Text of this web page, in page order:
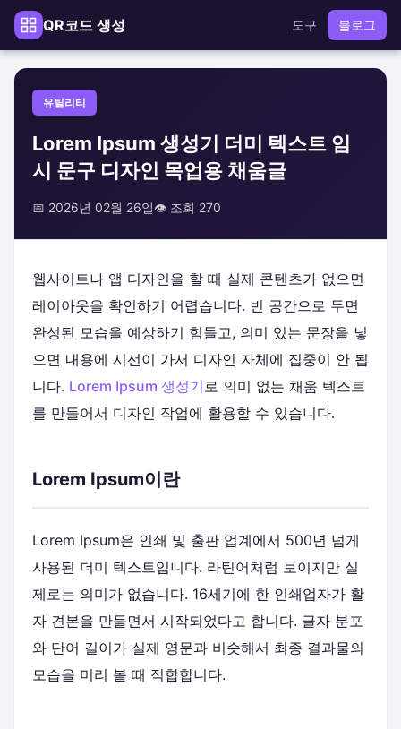
QR코드 생성 도구 블로그
유틸리티
Lorem Ipsum 생성기 더미 텍스트 임
시 문구 디자인 목업용 채움글
📅 2026년 02월 26일👁️ 조회 270
웹사이트나 앱 디자인을 할 때 실제 콘텐츠가 없으면
레이아웃을 확인하기 어렵습니다. 빈 공간으로 두면
완성된 모습을 예상하기 힘들고, 의미 있는 문장을 넣
으면 내용에 시선이 가서 디자인 자체에 집중이 안 됩
니다. Lorem Ipsum 생성기로 의미 없는 채움 텍스트
를 만들어서 디자인 작업에 활용할 수 있습니다.
Lorem Ipsum이란
Lorem Ipsum은 인쇄 및 출판 업계에서 500년 넘게
사용된 더미 텍스트입니다. 라틴어처럼 보이지만 실
제로는 의미가 없습니다. 16세기에 한 인쇄업자가 활
자 견본을 만들면서 시작되었다고 합니다. 글자 분포
와 단어 길이가 실제 영문과 비슷해서 최종 결과물의
모습을 미리 볼 때 적합합니다.